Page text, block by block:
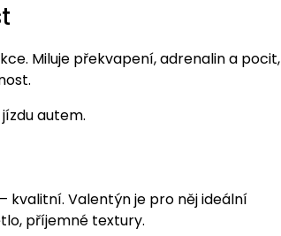
Miluje překvapení, adrenalin a pocit,
autem.
kvalitní. Valentýn je pro něj ideální
příjemné textury.